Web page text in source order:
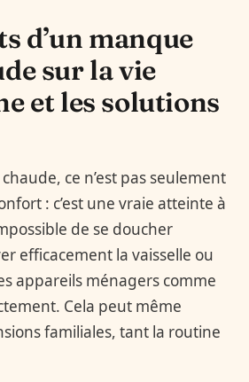
d’un manque
sur la vie
et les solutions
ce n’est pas seulement
: c’est une vraie atteinte à
de se doucher
efficacement la vaisselle ou
appareils ménagers comme
Cela peut même
familiales, tant la routine